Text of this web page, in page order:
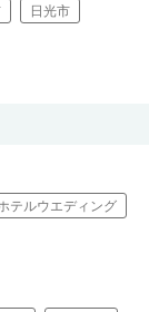
日光市
テルウエディング